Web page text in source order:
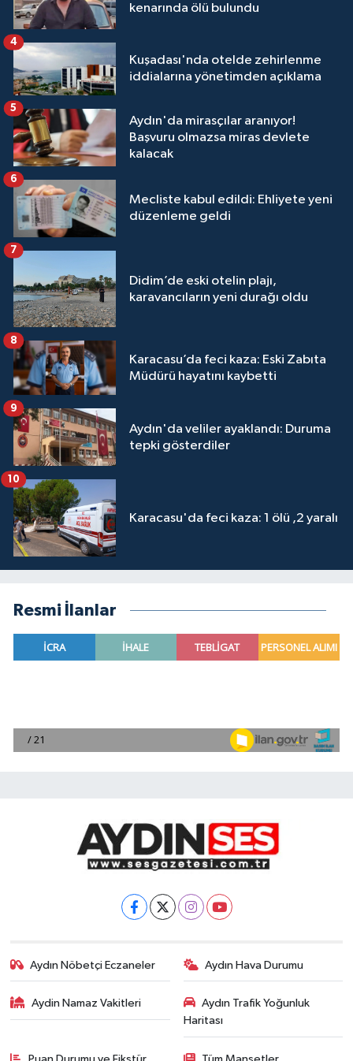
kenarında ölü bulundu
Kuşadası'nda otelde zehirlenme
iddialarına yönetimden açıklama
4
Aydın'da mirasçılar aranıyor!
Başvuru olmazsa miras devlete
kalacak
5
Mecliste kabul edildi: Ehliyete yeni
düzenleme geldi
6
Didim’de eski otelin plajı,
karavancıların yeni durağı oldu
7
Karacasu’da feci kaza: Eski Zabıta
Müdürü hayatını kaybetti
8
Aydın'da veliler ayaklandı: Duruma
tepki gösterdiler
9
Karacasu'da feci kaza: 1 ölü ,2 yaralı
10
Resmi İlanlar
Aydın Nöbetçi Eczaneler Aydın Hava Durumu
Aydin Namaz Vakitleri
Aydın Trafik Yoğunluk
Haritası